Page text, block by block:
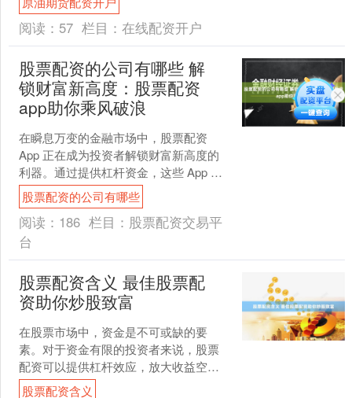
值的见解，并提升他们的投资....
阅读： 57 栏目： 在线配资开户
股票配资的公司有哪些 解
锁财富新高度：股票配资
app助你乘风破浪
在瞬息万变的金融市场中，股票配资
App 正在成为投资者解锁财富新高度的
利器。通过提供杠杆资金，这些 App 允
许投资者放大其投资潜力，从而获得更
高的回报。 *....
股票配资的公司有哪些
阅读： 186 栏目： 股票配资交易平
台
股票配资含义 最佳股票配
资助你炒股致富
在股票市场中，资金是不可或缺的要
素。对于资金有限的投资者来说，股票
配资可以提供杠杆效应，放大收益空
间。然而，选择合适的股票配资平台至
股票配资含义